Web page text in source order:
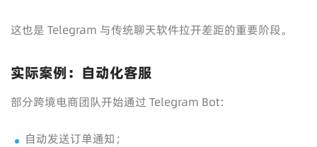
这也是 Telegram 与传统聊天软件拉开差距的重要阶段。
实际案例：自动化客服
部分跨境电商团队开始通过 Telegram Bot：
自动发送订单通知；